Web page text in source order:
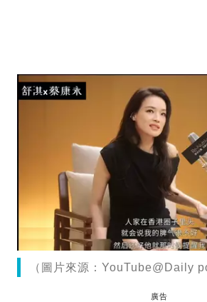
（圖片來源：YouTube@Daily
廣告